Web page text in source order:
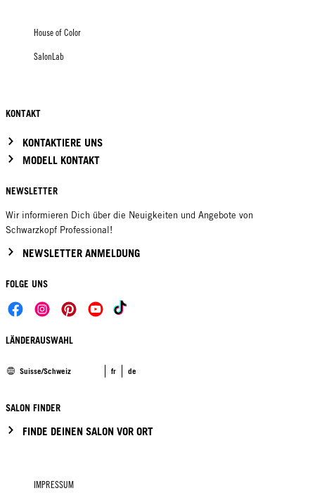
House of Color
SalonLab
KONTAKT
KONTAKTIERE UNS
MODELL KONTAKT
NEWSLETTER
Wir informieren Dich über die Neuigkeiten und Angebote von
Schwarzkopf Professional!
NEWSLETTER ANMELDUNG
FOLGE UNS
LÄNDERAUSWAHL
Suisse/Schweiz fr de
SALON FINDER
FINDE DEINEN SALON VOR ORT
IMPRESSUM